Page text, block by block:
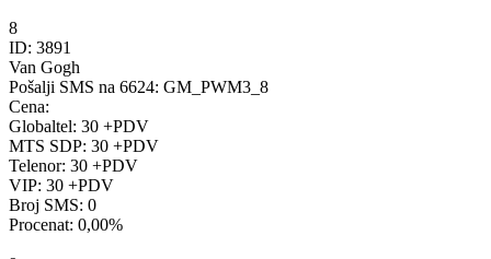
8
ID: 3891
Van Gogh
Pošalji SMS na 6624: GM_PWM3_8
Cena:
Globaltel: 30 +PDV
MTS SDP: 30 +PDV
Telenor: 30 +PDV
VIP: 30 +PDV
Broj SMS: 0
Procenat: 0,00%